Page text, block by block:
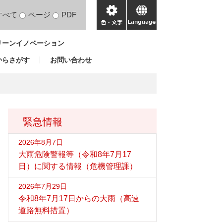
べて ページ PDF
色・
文
language
ンイノベーション
らさがす お問い合わせ
緊急情報
2026年8月7日
大雨危険警報等（令和8年7月17
日）に関する情報（危機管理課）
2026年7月29日
令和8年7月17日からの大雨（高速
道路無料措置）